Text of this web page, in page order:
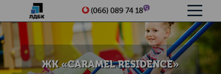
(066) 089 74 18
ЖК «CARAMEL RESIDENCE»